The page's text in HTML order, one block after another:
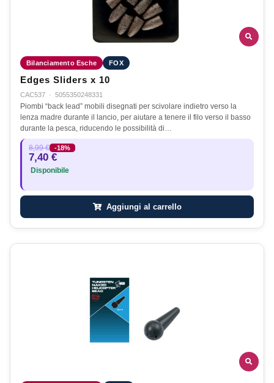
Bilanciamento Esche FOX
Edges Sliders x 10
CAC537 · 5055350248331
Piombi “back lead” mobili disegnati per scivolare indietro verso la
lenza madre durante il lancio, per aiutare a tenere il filo verso il basso
durante la pesca, riducendo le possibilità di…
8,99 € -18%
7,40 €
Disponibile
Aggiungi al carrello